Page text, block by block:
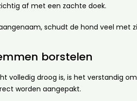
af met een zachte doek.
schudt de hond veel met
borstelen
volledig droog is, is het verstandig
worden aangepakt.